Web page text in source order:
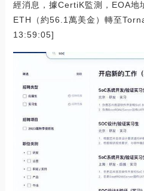
經消息，據CertiK監測，EOA地
ETH（約56.1萬美金）轉至
13:59:05]